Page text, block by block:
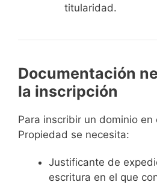
titularidad.
Documentación
la inscripción
Para inscribir un dominio en
Propiedad se necesita:
Justificante de
escritura en el que